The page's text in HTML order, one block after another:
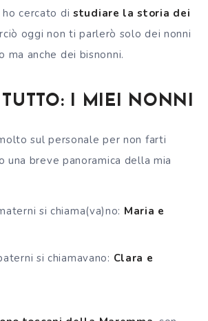
cercato di studiare la storia dei
oggi non ti parlerò solo dei nonni
ma anche dei bisnonni.
I MIEI NONNI
sul personale per non farti
una breve panoramica della mia
si chiama(va)no: Maria e
si chiamavano: Clara e